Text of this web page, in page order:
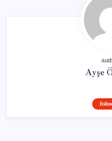
Ayşe